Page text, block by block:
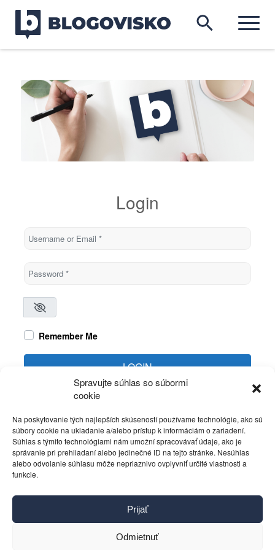
Spravujte súhlas so súbormi
cookie
Na poskytovanie tých najlepších skúseností používame technológie, ako sú
súbory cookie na ukladanie a/alebo prístup k informáciám o zariadení.
Súhlas s týmito technológiami nám umožní spracovávať údaje, ako je
správanie pri prehliadaní alebo jedinečné ID na tejto stránke. Nesúhlas
alebo odvolanie súhlasu môže nepriaznivo ovplyvniť určité vlastnosti a
funkcie.
Prijať
Odmietnuť
Login
Username or Email
Password*
Remember Me
LOGIN
Kontakt
Pravidlá používania